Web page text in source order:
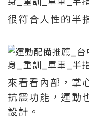
很符合人性的半
來看看內部，掌
抗震功能，運動
設計。